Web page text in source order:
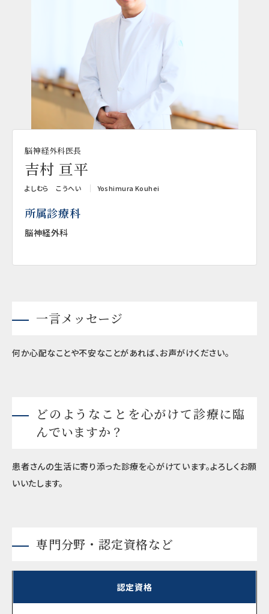
脳神経外科医長
吉村 亘平
よしむら こうへい Yoshimura Kouhei
所属診療科
脳神経外科
一言メッセージ
何か心配なことや不安なことがあれば、お声がけください。
どのようなことを心がけて診療に臨
んでいますか？
患者さんの生活に寄り添った診療を心がけています。よろしくお願
いいたします。
専門分野・認定資格など
認定資格